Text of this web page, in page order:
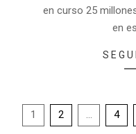
en curso 25
en
1 2 … 4